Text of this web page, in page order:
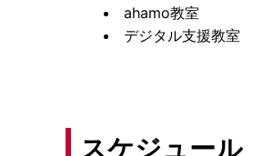
ahamo教室
デジタル支援
スケジュール